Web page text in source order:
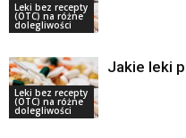
Leki bez recepty
(OTC) na różne
dolegliwości
Leki bez recepty
(OTC) na różne
dolegliwości
Jakie leki